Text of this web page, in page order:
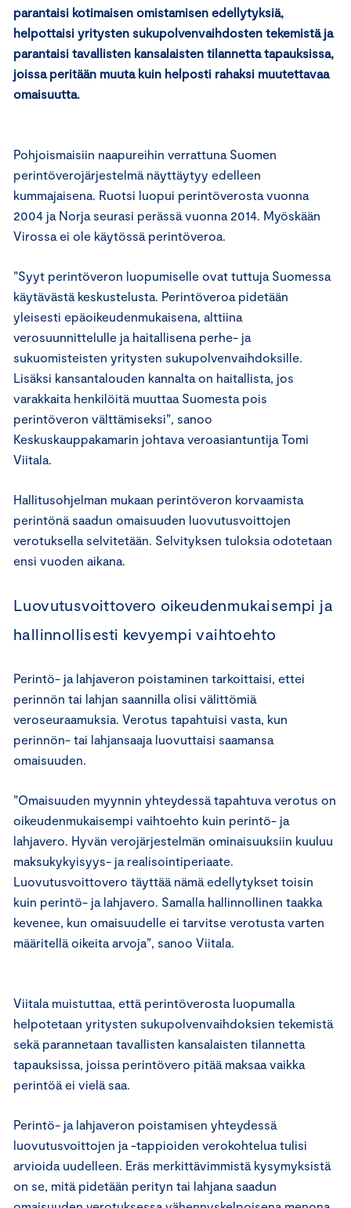
parantaisi kotimaisen omistamisen edellytyksiä,
helpottaisi yritysten sukupolvenvaihdosten tekemistä ja
parantaisi tavallisten kansalaisten tilannetta tapauksissa,
joissa peritään muuta kuin helposti rahaksi muutettavaa
omaisuutta.
Pohjoismaisiin naapureihin verrattuna Suomen
perintöverojärjestelmä näyttäytyy edelleen
kummajaisena. Ruotsi luopui perintöverosta vuonna
2004 ja Norja seurasi perässä vuonna 2014. Myöskään
Virossa ei ole käytössä perintöveroa.
”Syyt perintöveron luopumiselle ovat tuttuja Suomessa
käytävästä keskustelusta. Perintöveroa pidetään
yleisesti epäoikeudenmukaisena, alttiina
verosuunnittelulle ja haitallisena perhe- ja
sukuomisteisten yritysten sukupolvenvaihdoksille.
Lisäksi kansantalouden kannalta on haitallista, jos
varakkaita henkilöitä muuttaa Suomesta pois
perintöveron välttämiseksi”, sanoo
Keskuskauppakamarin johtava veroasiantuntija Tomi
Viitala.
Hallitusohjelman mukaan perintöveron korvaamista
perintönä saadun omaisuuden luovutusvoittojen
verotuksella selvitetään. Selvityksen tuloksia odotetaan
ensi vuoden aikana.
Luovutusvoittovero oikeudenmukaisempi ja
hallinnollisesti kevyempi vaihtoehto
Perintö- ja lahjaveron poistaminen tarkoittaisi, ettei
perinnön tai lahjan saannilla olisi välittömiä
veroseuraamuksia. Verotus tapahtuisi vasta, kun
perinnön- tai lahjansaaja luovuttaisi saamansa
omaisuuden.
”Omaisuuden myynnin yhteydessä tapahtuva verotus on
oikeudenmukaisempi vaihtoehto kuin perintö- ja
lahjavero. Hyvän verojärjestelmän ominaisuuksiin kuuluu
maksukykyisyys- ja realisointiperiaate.
Luovutusvoittovero täyttää nämä edellytykset toisin
kuin perintö- ja lahjavero. Samalla hallinnollinen taakka
kevenee, kun omaisuudelle ei tarvitse verotusta varten
määritellä oikeita arvoja”, sanoo Viitala.
Viitala muistuttaa, että perintöverosta luopumalla
helpotetaan yritysten sukupolvenvaihdoksien tekemistä
sekä parannetaan tavallisten kansalaisten tilannetta
tapauksissa, joissa perintövero pitää maksaa vaikka
perintöä ei vielä saa.
Perintö- ja lahjaveron poistamisen yhteydessä
luovutusvoittojen ja -tappioiden verokohtelua tulisi
arvioida uudelleen. Eräs merkittävimmistä kysymyksistä
on se, mitä pidetään perityn tai lahjana saadun